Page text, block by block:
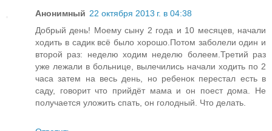
Анонимный 22 октября 2013 г. в 04:38
Добрый день! Моему сыну 2 года и 10 месяцев, начали
ходить в садик всё было хорошо.Потом заболели один и
второй раз: неделю ходим неделю болеем.Третий раз
уже лежали в больнице, вылечились начали ходить по 2
часа затем на весь день, но ребенок перестал есть в
саду, говорит что прийдёт мама и он поест дома. Не
получается уложить спать, он голодный. Что делать.